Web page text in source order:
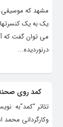
مشهد که موسیقی
یک به یک
می توان گفت که
درنوردیده...
کمد روی
تئاتر “کمد”به